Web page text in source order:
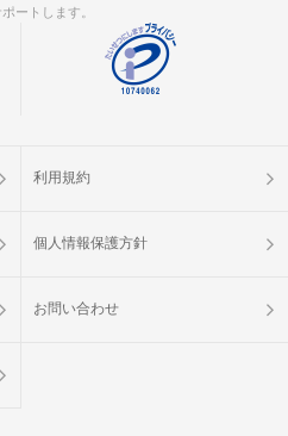
ートします。
利用規約
個人情報保護方針
お問い合わせ